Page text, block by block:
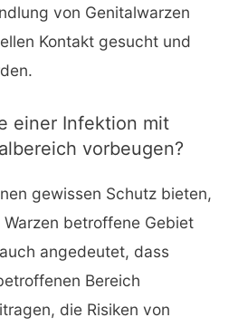
von Genitalwarzen
Kontakt gesucht und
einer Infektion mit
vorbeugen?
gewissen Schutz bieten,
betroffene Gebiet
angedeutet, dass
Bereich
die Risiken von